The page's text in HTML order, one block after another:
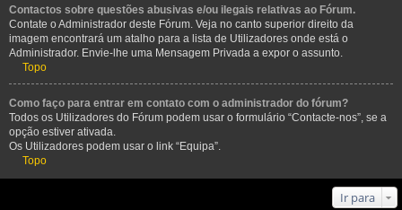
Contactos sobre questões abusivas e/ou ilegais relativas ao Fórum.
Contate o Administrador deste Fórum. Veja no canto superior direito da
imagem encontrará um atalho para a lista de Utilizadores onde está o
Administrador. Envie-lhe uma Mensagem Privada a expor o assunto.
Topo
Como faço para entrar em contato com o administrador do fórum?
Todos os Utilizadores do Fórum podem usar o formulário “Contacte-nos”, se a
opção estiver ativada.
Os Utilizadores podem usar o link “Equipa”.
Topo
Ir para